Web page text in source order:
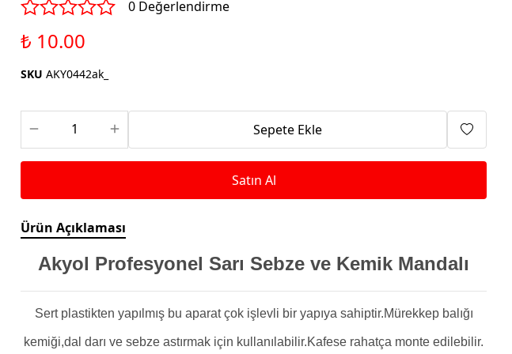
Aparatları
Isıtma Makineleri
0 Değerlendirme
₺ 10.00
SKU AKY0442ak_
Sepete Ekle
Satın Al
Ürün Açıklaması
Akyol Profesyonel Sarı Sebze ve Kemik Mandalı
Sert plastikten yapılmış bu aparat çok işlevli bir yapıya sahiptir.Mürekkep balığı
kemiği,dal darı ve sebze astırmak için kullanılabilir.Kafese rahatça monte edilebilir.